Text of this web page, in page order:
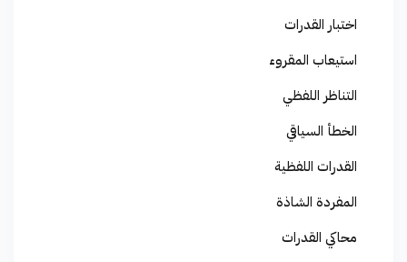
اختبار القدرات
استيعاب المقروء
التناظر اللفظي
الخطأ السياقي
القدرات اللفظية
المفردة الشاذة
محاكي القدرات